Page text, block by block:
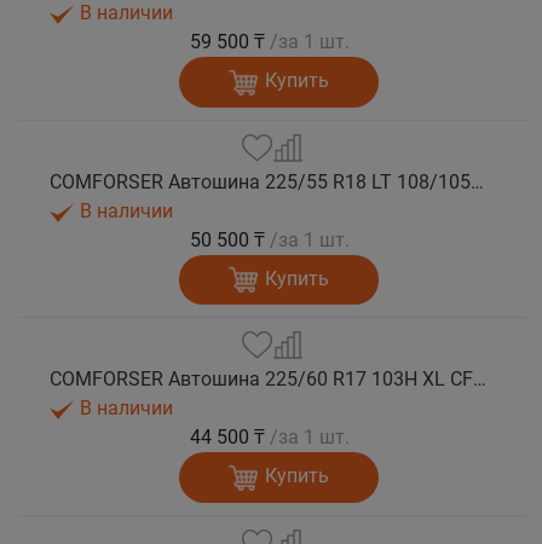
В наличии
59 500 ₸ /за 1 шт.
Купить
COMFORSER Автошина 225/55 R18 LT 108/105S CF1100 8PR RWL лето
В наличии
50 500 ₸ /за 1 шт.
Купить
COMFORSER Автошина 225/60 R17 103H XL CF1100 RWL лето
В наличии
44 500 ₸ /за 1 шт.
Купить